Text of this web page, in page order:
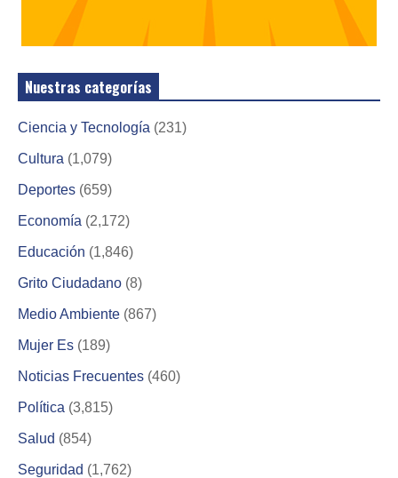
Nuestras categorías
Ciencia y Tecnología (231)
Cultura (1,079)
Deportes (659)
Economía (2,172)
Educación (1,846)
Grito Ciudadano (8)
Medio Ambiente (867)
Mujer Es (189)
Noticias Frecuentes (460)
Política (3,815)
Salud (854)
Seguridad (1,762)